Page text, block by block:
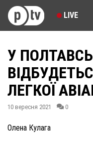
LIVE
У
ЛЕГКОЇ
10 вересня 2021 0
Олена Кулага